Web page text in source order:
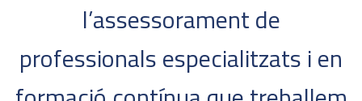
l’assessorament de
professionals especialitzats i en